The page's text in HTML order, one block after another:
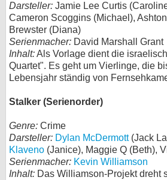
Darsteller: Jamie Lee Curtis
Cameron Scoggins (Michael),
Brewster (Diana)
Serienmacher: David Marshall Grant
Inhalt:Als Vorlage dient die
Quartet". Es geht um Vierlinge, die
Lebensjahr ständig von
Stalker (Serienorder)
Genre: Crime
Darsteller: Dylan McDermott(Jack
Klaveno (Janice), Maggie Q (Beth),
Serienmacher: Kevin Williamson
Inhalt: Das Williamson-Projekt dreht